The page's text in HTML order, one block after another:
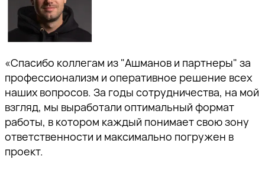
«Спасибо коллегам из "Ашманов и партнеры" за
профессионализм и оперативное решение всех
наших вопросов. За годы сотрудничества, на мой
взгляд, мы выработали оптимальный формат
работы, в котором каждый понимает свою зону
ответственности и максимально погружен в
проект.